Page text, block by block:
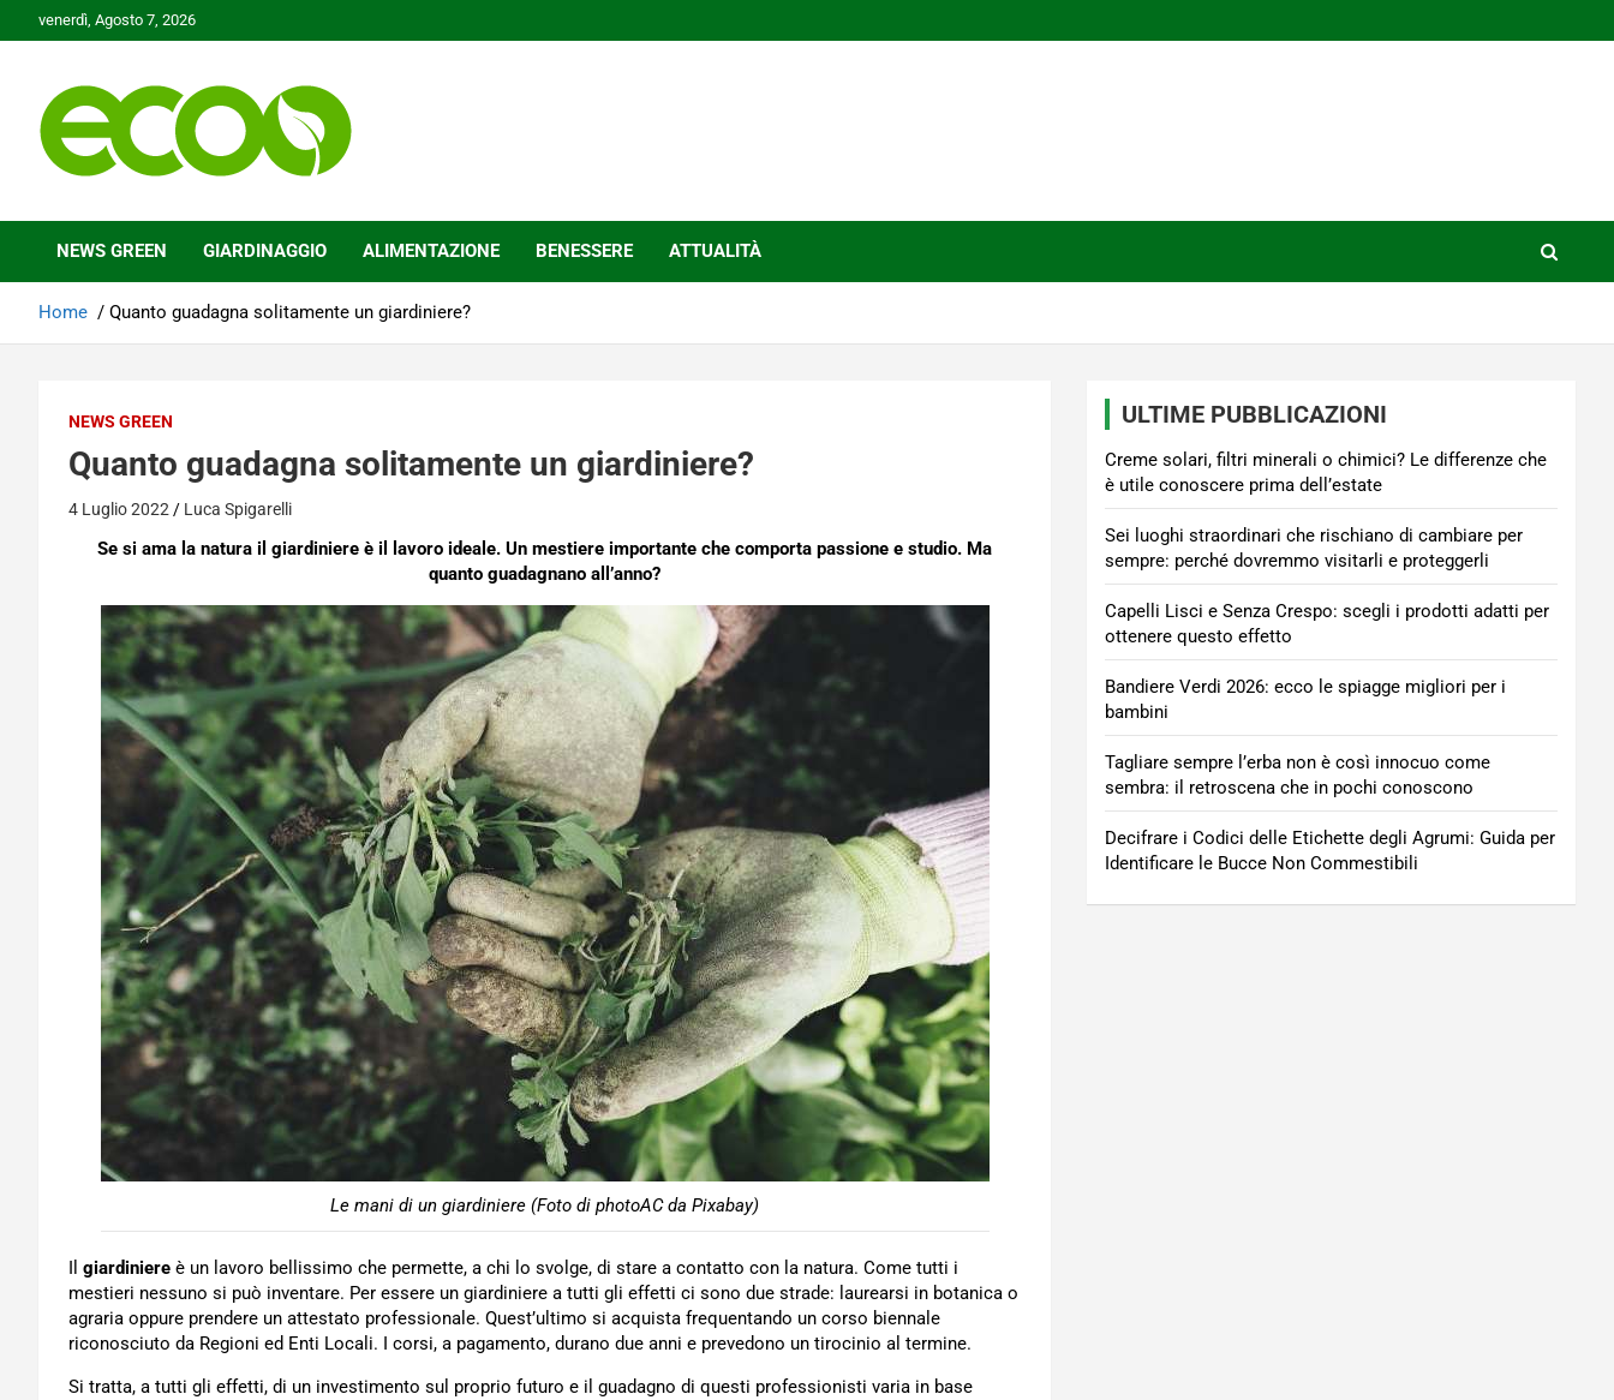
to
venerdì, Agosto 7, 2026
Ecoo.it
NEWS GREEN GIARDINAGGIO ALIMENTAZIONE BENESSERE ATTUALITÀ
Home Quanto guadagna solitamente un giardiniere?
NEWS GREEN
Quanto guadagna solitamente un giardiniere?
4 Luglio 2022 Luca Spigarelli
Se si ama la natura il giardiniere è il lavoro ideale. Un mestiere importante che comporta passione e studio. Ma
quanto guadagnano all’anno?
Le mani di un giardiniere (Foto di photoAC da Pixabay)
Il giardiniere è un lavoro bellissimo che permette, a chi lo svolge, di stare a contatto con la natura. Come tutti i
mestieri nessuno si può inventare. Per essere un giardiniere a tutti gli effetti ci sono due strade: laurearsi in botanica o
agraria oppure prendere un attestato professionale. Quest’ultimo si acquista frequentando un corso biennale
riconosciuto da Regioni ed Enti Locali. I corsi, a pagamento, durano due anni e prevedono un tirocinio al termine.
Si tratta, a tutti gli effetti, di un investimento sul proprio futuro e il guadagno di questi professionisti varia in base
ULTIME PUBBLICAZIONI
Creme solari, filtri minerali o chimici? Le differenze che
è utile conoscere prima dell’estate
Sei luoghi straordinari che rischiano di cambiare per
sempre: perché dovremmo visitarli e proteggerli
Capelli Lisci e Senza Crespo: scegli i prodotti adatti per
ottenere questo effetto
Bandiere Verdi 2026: ecco le spiagge migliori per i
bambini
Tagliare sempre l’erba non è così innocuo come
sembra: il retroscena che in pochi conoscono
Decifrare i Codici delle Etichette degli Agrumi: Guida per
Identificare le Bucce Non Commestibili